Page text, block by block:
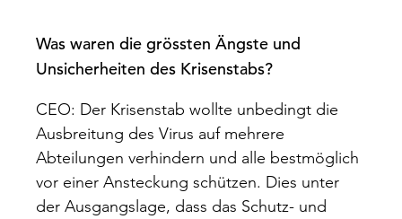
Was waren die grössten Ängste und
Unsicherheiten des Krisenstabs?
CEO: Der Krisenstab wollte unbedingt die
Ausbreitung des Virus auf mehrere
Abteilungen verhindern und alle bestmöglich
vor einer Ansteckung schützen. Dies unter
der Ausgangslage, dass das Schutz- und